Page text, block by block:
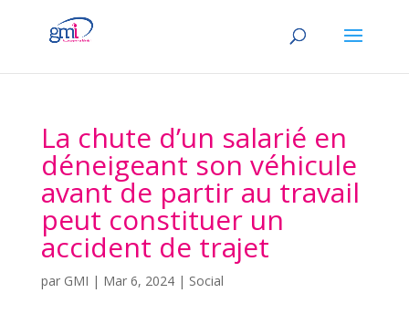
La chute d’un salarié en
déneigeant son véhicule
avant de partir au travail
peut constituer un
accident de trajet
par GMI | Mar 6, 2024| Social